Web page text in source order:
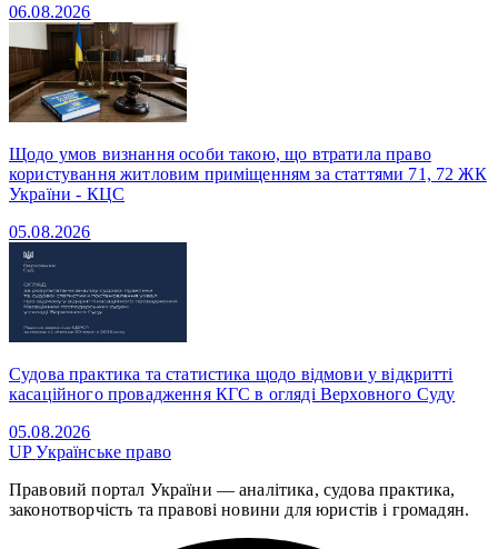
06.08.2026
Щодо умов визнання особи такою, що втратила право
користування житловим приміщенням за статтями 71, 72 ЖК
України - КЦС
05.08.2026
Судова практика та статистика щодо відмови у відкритті
касаційного провадження КГС в огляді Верховного Суду
05.08.2026
UPУкраїнське право
Правовий портал України — аналітика, судова практика,
законотворчість та правові новини для юристів і громадян.